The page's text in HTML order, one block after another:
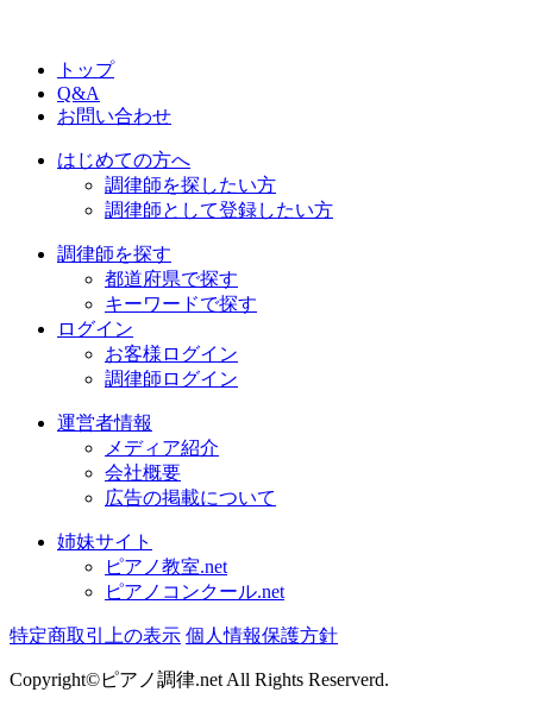
トップ
Q&A
お問い合わせ
はじめての方へ
調律師を探したい方
調律師として登録したい方
調律師を探す
都道府県で探す
キーワードで探す
ログイン
お客様ログイン
調律師ログイン
運営者情報
メディア紹介
会社概要
広告の掲載について
姉妹サイト
ピアノ教室.net
ピアノコンクール.net
特定商取引上の表示 個人情報保護方針
Copyright©ピアノ調律.net All Rights Reserverd.